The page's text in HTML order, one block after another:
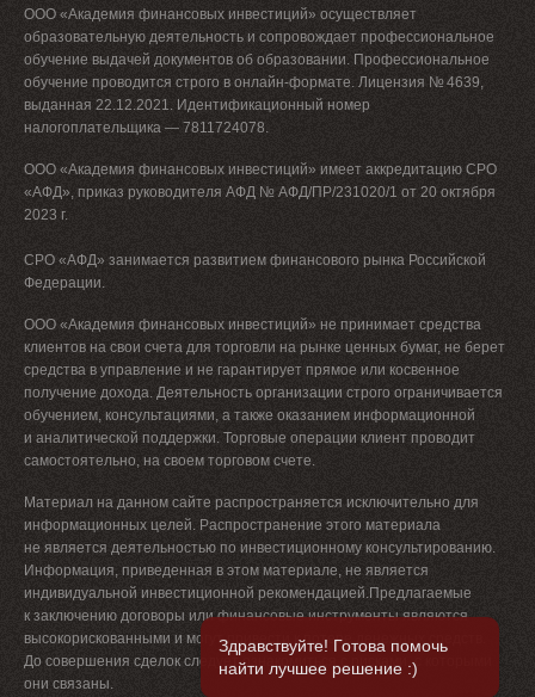
ООО «Академия финансовых инвестиций» осуществляет
образовательную деятельность и сопровождает профессиональное
обучение выдачей документов об образовании. Профессиональное
обучение проводится строго в онлайн-формате. Лицензия № 4639,
выданная 22.12.2021. Идентификационный номер
налогоплательщика — 7811724078.
ООО «Академия финансовых инвестиций» имеет аккредитацию СРО
«АФД», приказ руководителя АФД № АФД/ПР/231020/1 от 20 октября
2023 г.
СРО «АФД» занимается развитием финансового рынка Российской
Федерации.
ООО «Академия финансовых инвестиций» не принимает средства
клиентов на свои счета для торговли на рынке ценных бумаг, не берет
средства в управление и не гарантирует прямое или косвенное
получение дохода. Деятельность организации строго ограничивается
обучением, консультациями, а также оказанием информационной
и аналитической поддержки. Торговые операции клиент проводит
самостоятельно, на своем торговом счете.
Материал на данном сайте распространяется исключительно для
информационных целей. Распространение этого материала
не является деятельностью по инвестиционному консультированию.
Информация, приведенная в этом материале, не является
индивидуальной инвестиционной рекомендацией.Предлагаемые
к заключению договоры или финансовые инструменты являются
высокорискованными и могут привести к потере денежных средств.
До совершения сделок следует ознакомиться с рисками, с которыми
они связаны.
Здравствуйте! Готова помочь
найти лучшее решение :)